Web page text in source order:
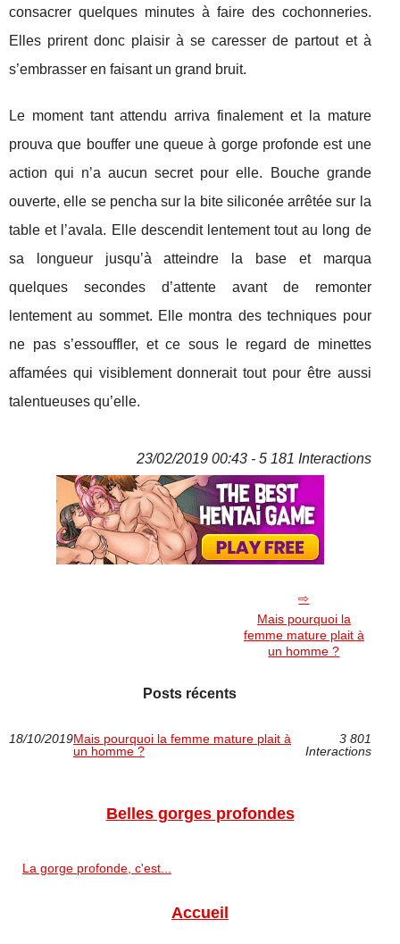
consacrer quelques minutes à faire des cochonneries.
Elles prirent donc plaisir à se caresser de partout et à
s’embrasser en faisant un grand bruit.
Le moment tant attendu arriva finalement et la mature
prouva que bouffer une queue à gorge profonde est une
action qui n’a aucun secret pour elle. Bouche grande
ouverte, elle se pencha sur la bite siliconée arrêtée sur la
table et l’avala. Elle descendit lentement tout au long de
sa longueur jusqu’à atteindre la base et marqua
quelques secondes d’attente avant de remonter
lentement au sommet. Elle montra des techniques pour
ne pas s’essouffler, et ce sous le regard de minettes
affamées qui visiblement donnerait tout pour être aussi
talentueuses qu’elle.
23/02/2019 00:43 - 5 181 Interactions
Mais pourquoi la
femme mature plait à
un homme ?
Posts récents
18/10/2019Mais pourquoi la femme mature plait à
un homme ?
3 801
Interactions
Belles gorges profondes
La gorge profonde, c'est...
Accueil